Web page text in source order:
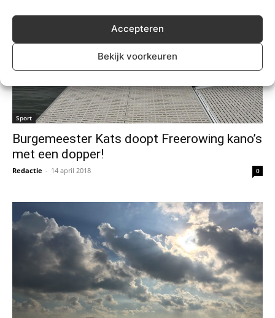
Accepteren
Bekijk voorkeuren
Sport
Burgemeester Kats doopt Freerowing kano’s
met een dopper!
Redactie - 14 april 2018 0